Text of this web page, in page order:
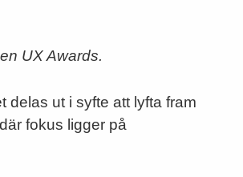
UX Awards.
delas ut i syfte att lyfta fram
fokus ligger på